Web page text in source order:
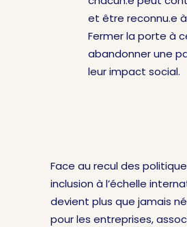
et être reconnu.e
Fermer la porte à
abandonner une
leur impact social.
Face au recul des
inclusion à l’échelle
devient plus que jamais
pour les entreprises,